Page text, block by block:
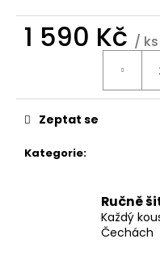
1 590 Kč / ks
Kategorie:
Zeptat se
Ručně
Každý
Čechách
e
ČEPICE
HOMELESS
DVOUVRSTVÉ
TEPLÉ